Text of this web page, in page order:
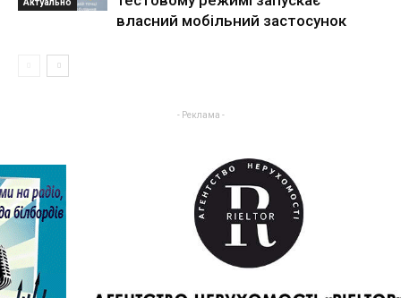
Актуально
власний мобільний застосунок
- Реклама -